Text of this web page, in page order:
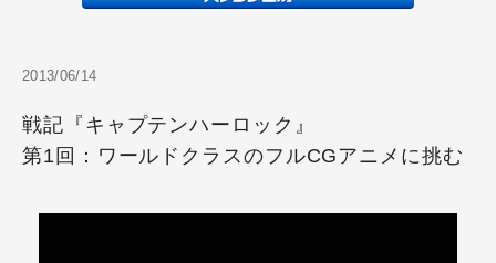
2013/06/14
戦記『キャプテンハーロック』
第1回：ワールドクラスのフルCGアニメに挑む